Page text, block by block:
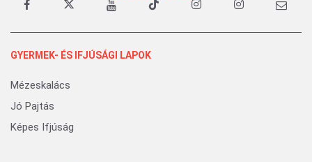
GYERMEK- ÉS IFJÚSÁGI LAPOK
Mézeskalács
Jó Pajtás
Képes Ifjúság